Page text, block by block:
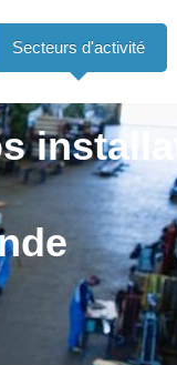
Secteurs d'activité